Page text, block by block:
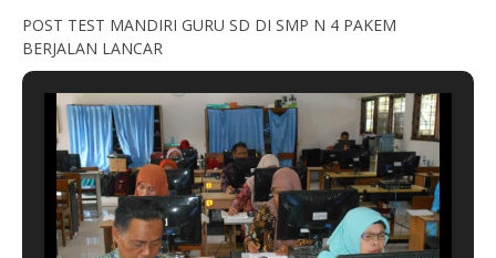
POST TEST MANDIRI GURU SD DI SMP N 4 PAKEM
BERJALAN LANCAR